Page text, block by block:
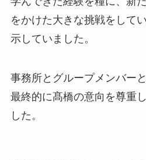
をかけた大きな挑戦をして
示していました。
事務所とグループメンバー
最終的に髙橋の意向を尊重
した。